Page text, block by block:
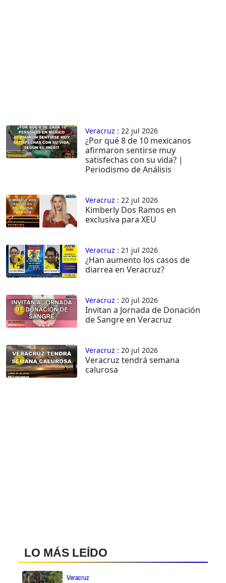
Veracruz : 22 jul 2026
¿Por qué 8 de 10 mexicanos
afirmaron sentirse muy
satisfechas con su vida? |
Periodismo de Análisis
Veracruz : 22 jul 2026
Kimberly Dos Ramos en
exclusiva para XEU
Veracruz : 21 jul 2026
¿Han aumento los casos de
diarrea en Veracruz?
Veracruz : 20 jul 2026
Invitan a Jornada de Donación
de Sangre en Veracruz
Veracruz : 20 jul 2026
Veracruz tendrá semana
calurosa
LO MÁS LEÍDO
Veracruz